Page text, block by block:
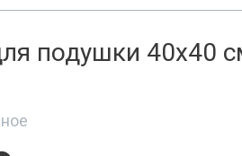
подушки 40х40